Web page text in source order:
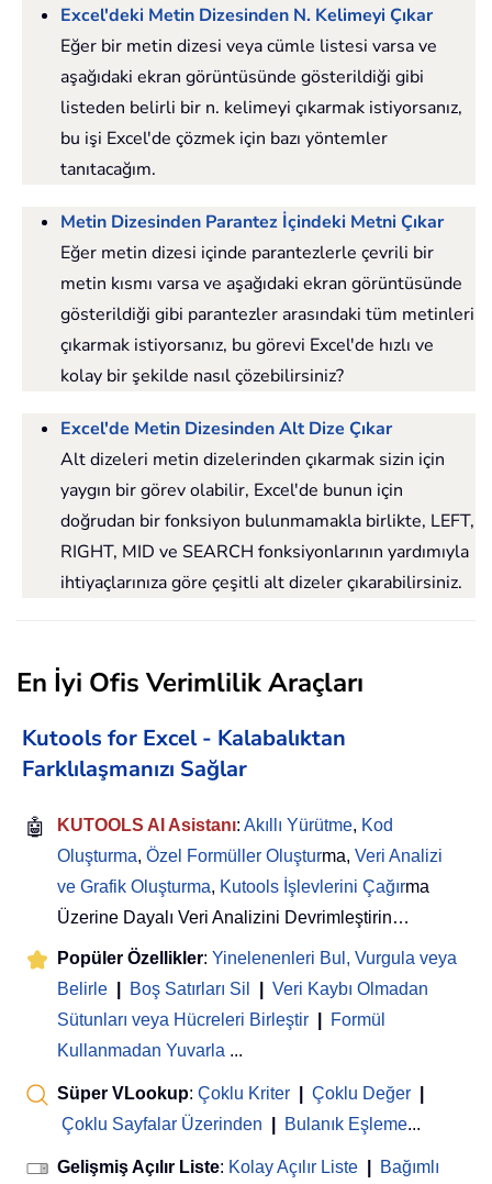
Excel'deki Metin Dizesinden N. Kelimeyi Çıkar
Eğer bir metin dizesi veya cümle listesi varsa ve
aşağıdaki ekran görüntüsünde gösterildiği gibi
listeden belirli bir n. kelimeyi çıkarmak istiyorsanız,
bu işi Excel'de çözmek için bazı yöntemler
tanıtacağım.
Metin Dizesinden Parantez İçindeki Metni Çıkar
Eğer metin dizesi içinde parantezlerle çevrili bir
metin kısmı varsa ve aşağıdaki ekran görüntüsünde
gösterildiği gibi parantezler arasındaki tüm metinleri
çıkarmak istiyorsanız, bu görevi Excel'de hızlı ve
kolay bir şekilde nasıl çözebilirsiniz?
Excel'de Metin Dizesinden Alt Dize Çıkar
Alt dizeleri metin dizelerinden çıkarmak sizin için
yaygın bir görev olabilir, Excel'de bunun için
doğrudan bir fonksiyon bulunmamakla birlikte, LEFT,
RIGHT, MID ve SEARCH fonksiyonlarının yardımıyla
ihtiyaçlarınıza göre çeşitli alt dizeler çıkarabilirsiniz.
En İyi Ofis Verimlilik Araçları
Kutools for Excel - Kalabalıktan
Farklılaşmanızı Sağlar
🤖 KUTOOLS AI Asistanı: Akıllı Yürütme, Kod
Oluşturma, Özel Formüller Oluşturma, Veri Analizi
ve Grafik Oluşturma, Kutools İşlevlerini Çağırma
Üzerine Dayalı Veri Analizini Devrimleştirin…
Popüler Özellikler: Yinelenenleri Bul, Vurgula veya
Belirle
Boş Satırları Sil
Veri Kaybı Olmadan
Sütunları veya Hücreleri Birleştir
Formül
Kullanmadan Yuvarla ...
Süper VLookup: Çoklu Kriter Çoklu Değer
Çoklu Sayfalar Üzerinden
Bulanık Eşleme...
Gelişmiş Açılır Liste: Kolay Açılır Liste
Bağımlı